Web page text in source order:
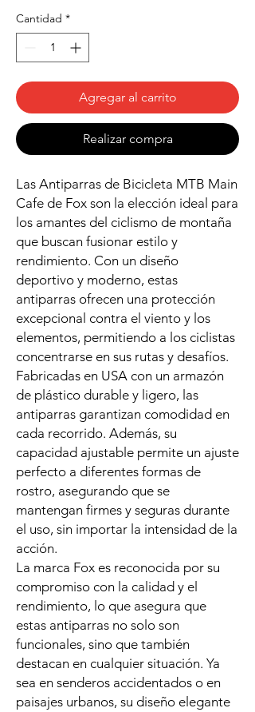
Cantidad *
Agregar al carrito
Realizar compra
Las Antiparras de Bicicleta MTB Main
Cafe de Fox son la elección ideal para
los amantes del ciclismo de montaña
que buscan fusionar estilo y
rendimiento. Con un diseño
deportivo y moderno, estas
antiparras ofrecen una protección
excepcional contra el viento y los
elementos, permitiendo a los ciclistas
concentrarse en sus rutas y desafíos.
Fabricadas en USA con un armazón
de plástico durable y ligero, las
antiparras garantizan comodidad en
cada recorrido. Además, su
capacidad ajustable permite un ajuste
perfecto a diferentes formas de
rostro, asegurando que se
mantengan firmes y seguras durante
el uso, sin importar la intensidad de la
acción.
La marca Fox es reconocida por su
compromiso con la calidad y el
rendimiento, lo que asegura que
estas antiparras no solo son
funcionales, sino que también
destacan en cualquier situación. Ya
sea en senderos accidentados o en
paisajes urbanos, su diseño elegante